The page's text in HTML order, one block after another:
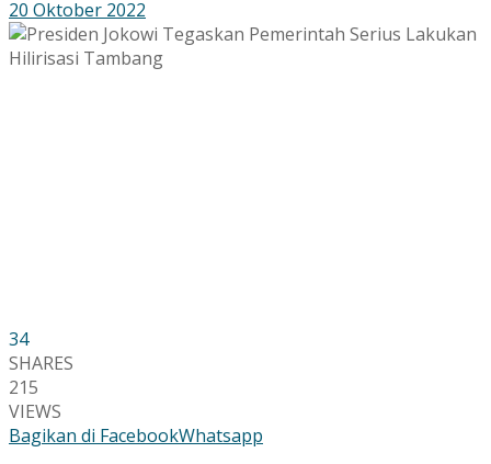
20 Oktober 2022
34
SHARES
215
VIEWS
Bagikan di FacebookWhatsapp